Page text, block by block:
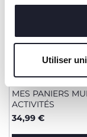
techniques, qui
Utiliser
MES PANIERS
ACTIVITÉS
34,99 €